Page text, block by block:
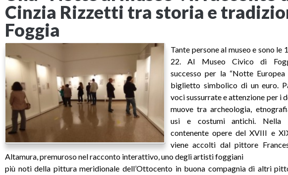
Cinzia Rizzetti tra storia e
Foggia
Tante persone al museo e sono le
22. Al Museo Civico di
successo per la “Notte
biglietto simbolico di un euro.
voci sussurrate e attenzione per i
muove tra archeologia,
usi e costumi antichi. Nella
contenente opere del XVIII e
viene accolti dal pittore
Altamura, premuroso nel racconto interattivo, uno degli artisti foggiani
più noti della pittura meridionale dell’Ottocento in buona compagnia di altri